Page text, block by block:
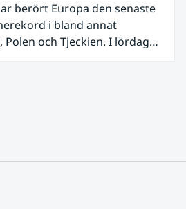
berört Europa den senaste
i bland annat
Polen och Tjeckien. I lördags